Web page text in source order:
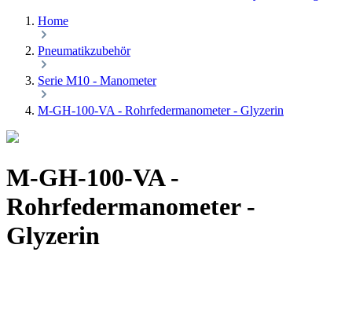
Home
Pneumatikzubehör
Serie M10 - Manometer
M-GH-100-VA - Rohrfedermanometer - Glyzerin
M-GH-100-VA -
Rohrfedermanometer -
Glyzerin